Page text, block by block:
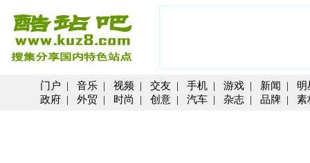
门户 | 音乐 | 视频 | 交友 | 手机 | 游戏 | 新闻 | 明
政府 | 外贸 | 时尚 | 创意 | 汽车 | 杂志 | 品牌 | 素